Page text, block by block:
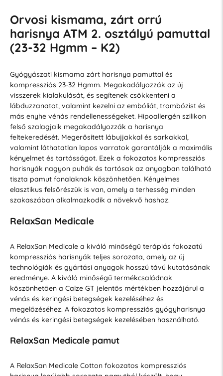
Orvosi kismama, zárt orrú
harisnya ATM 2. osztályú pamuttal
(23-32 Hgmm – K2)
Gyógyászati kismama zárt harisnya pamuttal és
kompressziós 23-32 Hgmm. Megakadályozzák az új
visszerek kialakulását, és segítenek csökkenteni a
lábduzzanatot, valamint kezelni az embóliát, trombózist és
más enyhe vénás rendellenességeket. Hipoallergén szilikon
felső szalagjaik megakadályozzák a harisnya
feltekeredését. Megerősített lábujjakkal és sarkakkal,
valamint láthatatlan lapos varratok garantálják a maximális
kényelmet és tartósságot. Ezek a fokozatos kompressziós
harisnyák nagyon puhák és tartósak az anyagban található
tiszta pamut fonalaknak köszönhetően. Kényelmes
elasztikus felsőrészük is van, amely a terhesség minden
szakaszában alkalmazkodik a növekvő hashoz.
RelaxSan Medicale
A RelaxSan Medicale a kiváló minőségű terápiás fokozatú
kompressziós harisnyák teljes sorozata, amely az új
technológiák és gyártási anyagok hosszú távú kutatásának
eredménye. A kiváló minőségű termékcsaládnak
köszönhetően a Calze GT jelentős mértékben hozzájárul a
vénás és keringési betegségek kezeléséhez és
megelőzéséhez. A fokozatos kompressziós gyógyharisnya
vénás és keringési betegségek kezelésében használható.
RelaxSan Medicale pamut
A RelaxSan Medicale Cotton fokozatos kompressziós